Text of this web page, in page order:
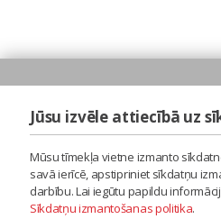
Jūsu izvēle attiecībā uz
Mūsu tīmekļa vietne izmanto
savā ierīcē, apstipriniet sīkdatņu
darbību. Lai iegūtu papildu
Sīkdatņu izmantošanas politika.